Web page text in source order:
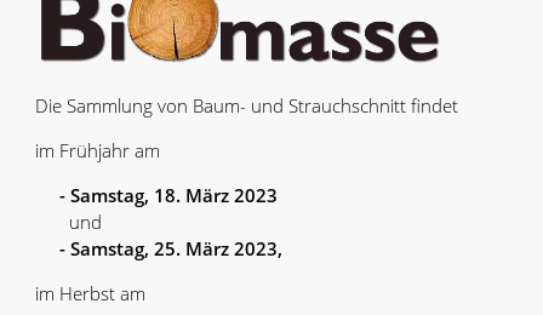
Die Sammlung von Baum- und Strauchschnitt findet
im Frühjahr am
- Samstag, 18. März 2023
und
- Samstag, 25. März 2023,
im Herbst am